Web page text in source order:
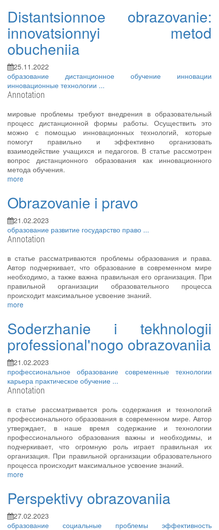
Distantsionnoe obrazovanie:
innovatsionnyi metod
obucheniia
25.11.2022
образование дистанционное обучение инновации
инновационные технологии ...
Annotation
мировые проблемы требуют внедрения в образовательный
процесс дистанционной формы работы. Осуществить это
можно с помощью инновационных технологий, которые
помогут правильно и эффективно организовать
взаимодействие учащихся и педагогов. В статье рассмотрен
вопрос дистанционного образования как инновационного
метода обучения.
more
Obrazovanie i pravo
21.02.2023
образование развитие государство право ...
Annotation
в статье рассматриваются проблемы образования и права.
Автор подчеркивает, что образование в современном мире
необходимо, а также важна правильная его организация. При
правильной организации образовательного процесса
происходит максимальное усвоение знаний.
more
Soderzhanie i tekhnologii
professional'nogo obrazovaniia
21.02.2023
профессиональное образование современные технологии
карьера практическое обучение ...
Annotation
в статье рассматривается роль содержания и технологий
профессионального образования в современном мире. Автор
утверждает, в наше время содержание и технологии
профессионального образования важны и необходимы, и
подчеркивает, что огромную роль играет правильная их
организация. При правильной организации образовательного
процесса происходит максимальное усвоение знаний.
more
Perspektivy obrazovaniia
27.02.2023
образование социальные проблемы эффективность